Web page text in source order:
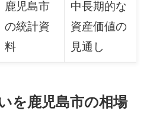
鹿児島市
の統計資
料
中長期的な
資産価値の
見通し
を鹿児島市の相場